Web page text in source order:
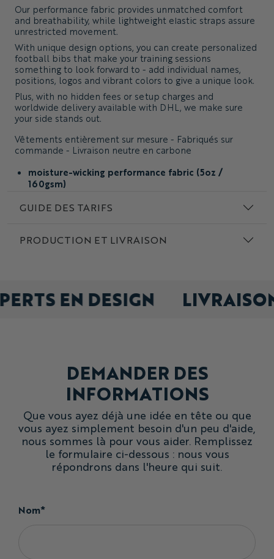
Our performance fabric provides unmatched comfort
and breathability, while lightweight elastic straps assure
unrestricted movement.
With unique design options, you can create personalized
football bibs that make your training sessions
something to look forward to - add individual names,
positions, logos and vibrant colors to give a unique look.
Plus, with no hidden fees or setup charges and
worldwide delivery available with DHL, we make sure
your side stands out.
Vêtements entièrement sur mesure - Fabriqués sur
commande - Livraison neutre en carbone
moisture-wicking performance fabric (5oz /
160gsm)
conception sur mesure et choix des couleurs de
tissu avec correspondance des couleurs Pantone
personnalisés
Order any mix of sizes you required - our training bibs are
GUIDE DES TARIFS
PRODUCTION ET LIVRAISON
EN DESIGN
DEMANDER DES
INFORMATIONS
Que vous ayez déjà une idée en tête ou que
vous ayez simplement besoin d'un peu d'aide,
nous sommes là pour vous aider. Remplissez
le formulaire ci-dessous : nous vous
répondrons dans l'heure qui suit.
Nom*